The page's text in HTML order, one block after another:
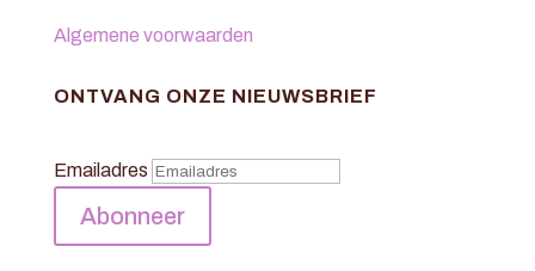
Algemene voorwaarden
ONTVANG ONZE NIEUWSBRIEF
Emailadres
Abonneer